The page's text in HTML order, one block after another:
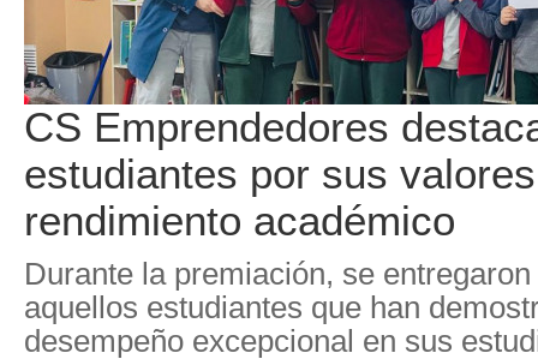
CS Emprendedores
estudiantes por sus
rendimiento académico
Durante la premiación, se
aquellos estudiantes que han
desempeño excepcional en sus